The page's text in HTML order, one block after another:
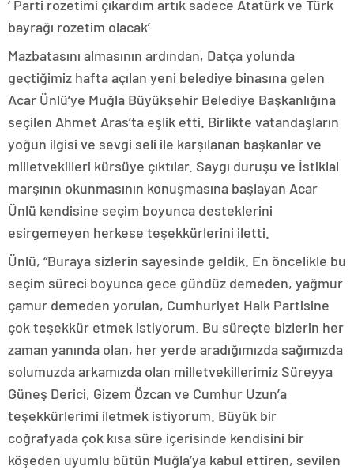
‘ Parti rozetimi çıkardım artık sadece Atatürk ve Türk
bayrağı rozetim olacak’
Mazbatasını almasının ardından, Datça yolunda
geçtiğimiz hafta açılan yeni belediye binasına gelen
Acar Ünlü’ye Muğla Büyükşehir Belediye Başkanlığına
seçilen Ahmet Aras’ta eşlik etti. Birlikte vatandaşların
yoğun ilgisi ve sevgi seli ile karşılanan başkanlar ve
milletvekilleri kürsüye çıktılar. Saygı duruşu ve İstiklal
marşının okunmasının konuşmasına başlayan Acar
Ünlü kendisine seçim boyunca desteklerini
esirgemeyen herkese teşekkürlerini iletti.
Ünlü, “Buraya sizlerin sayesinde geldik. En öncelikle bu
seçim süreci boyunca gece gündüz demeden, yağmur
çamur demeden yorulan, Cumhuriyet Halk Partisine
çok teşekkür etmek istiyorum. Bu süreçte bizlerin her
zaman yanında olan, her yerde aradığımızda sağımızda
solumuzda arkamızda olan milletvekillerimiz Süreyya
Güneş Derici, Gizem Özcan ve Cumhur Uzun’a
teşekkürlerimi iletmek istiyorum. Büyük bir
coğrafyada çok kısa süre içerisinde kendisini bir
köşeden uyumlu bütün Muğla’ya kabul ettiren, sevilen